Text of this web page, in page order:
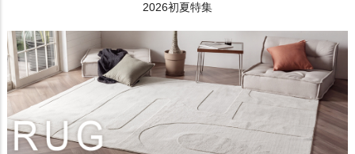
2026初夏特集